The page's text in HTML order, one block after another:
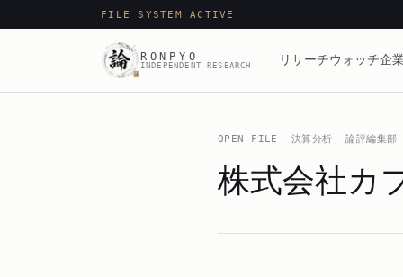
FILE SYSTEM ACTIVE
RONPYO
INDEPENDENT RESEARCH リサーチウォッチ企
OPEN FILE 決算分析 論評編集部
株式会社カ